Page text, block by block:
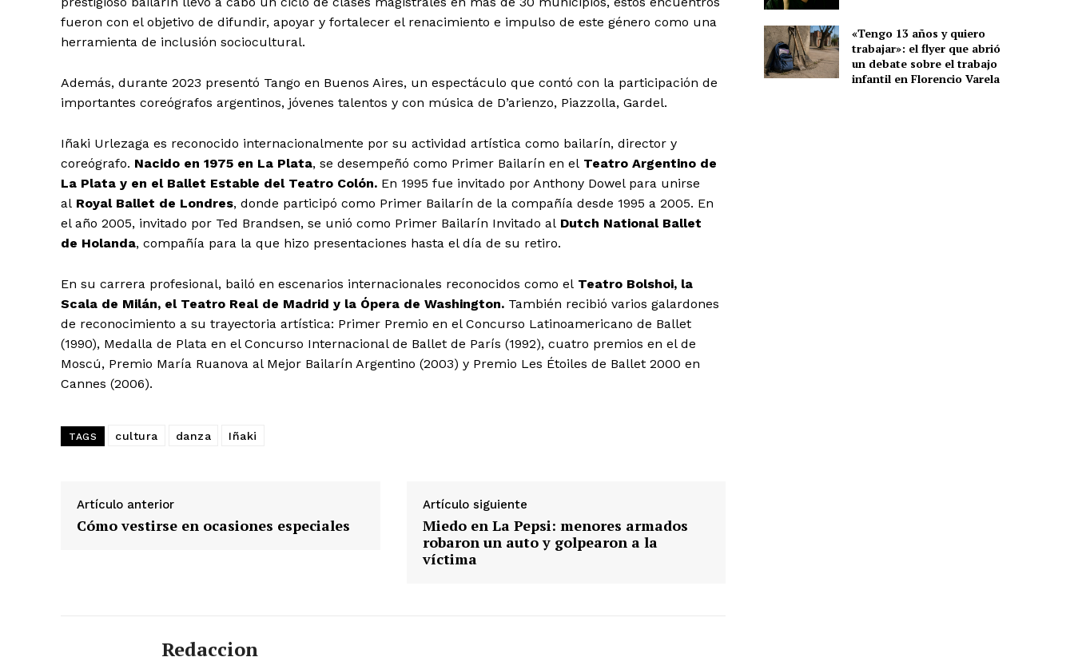
fueron con el objetivo de difundir, apoyar y fortalecer el renacimiento e impulso de este género como una
herramienta de inclusión sociocultural.
Además, durante 2023 presentó Tango en Buenos Aires, un espectáculo que contó con la participación de
importantes coreógrafos argentinos, jóvenes talentos y con música de D’arienzo, Piazzolla, Gardel.
Iñaki Urlezaga es reconocido internacionalmente por su actividad artística como bailarín, director y
coreógrafo. Nacido en 1975 en La Plata, se desempeñó como Primer Bailarín en el Teatro Argentino de
La Plata y en el Ballet Estable del Teatro Colón. En 1995 fue invitado por Anthony Dowel para unirse
al Royal Ballet de Londres, donde participó como Primer Bailarín de la compañía desde 1995 a 2005. En
el año 2005, invitado por Ted Brandsen, se unió como Primer Bailarín Invitado al Dutch National Ballet
de Holanda, compañía para la que hizo presentaciones hasta el día de su retiro.
En su carrera profesional, bailó en escenarios internacionales reconocidos como el Teatro Bolshoi, la
Scala de Milán, el Teatro Real de Madrid y la Ópera de Washington. También recibió varios galardones
de reconocimiento a su trayectoria artística: Primer Premio en el Concurso Latinoamericano de Ballet
(1990), Medalla de Plata en el Concurso Internacional de Ballet de París (1992), cuatro premios en el de
Moscú, Premio María Ruanova al Mejor Bailarín Argentino (2003) y Premio Les Étoiles de Ballet 2000 en
Cannes (2006).
TAGS cultura danza Iñaki
Artículo anterior
Cómo vestirse en ocasiones especiales
Artículo siguiente
Miedo en La Pepsi: menores armados
robaron un auto y golpearon a la
víctima
Redaccion
«Tengo 13 años y quiero
trabajar»: el flyer que abrió
un debate sobre el trabajo
infantil en Florencio Varela